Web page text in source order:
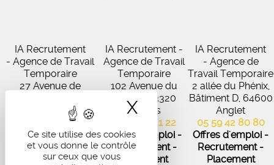
Ce site utilise des cookies
et vous donne le contrôle
sur ceux que vous
X Masquer le
IA Recrutement
- Agence de Travail
Temporaire
27 Avenue de
Artigues-près-
Bordeaux
05 56 67 48 57
Offres d'emploi -
Recrutement -
IA Recrutement -
Agence de Travail
Temporaire
102 Avenue du
Médoc, 33320
Eysines
05 56 45 21 22
Offres d'emploi -
Recrutement -
Placement
IA Recrutement
- Agence de
Travail Temporaire
2 allée du Phénix,
Bâtiment D, 64600
Anglet
05 59 42 80 80
Offres d'emploi -
Recrutement -
Placement